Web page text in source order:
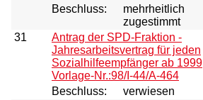
Beschluss:
mehrheitlich
zugestimmt
31
Antrag der SPD-Fraktion -
Jahresarbeitsvertrag für jeden
Sozialhilfeempfänger ab 1999
Vorlage-Nr.:98/I-44/A-464
Beschluss:
verwiesen